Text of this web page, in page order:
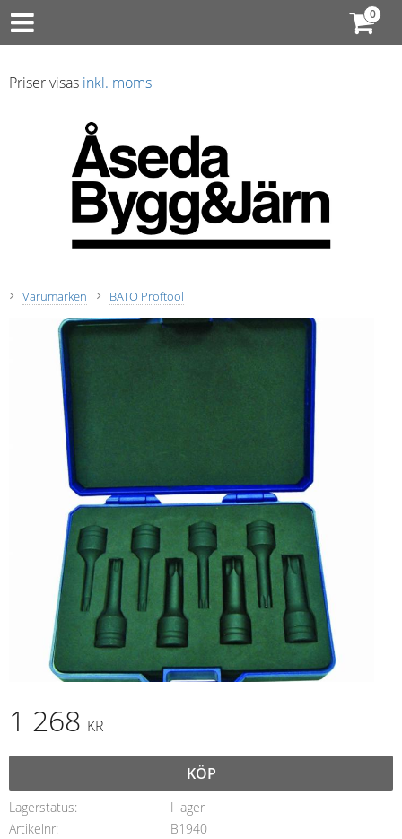
Priser visas inkl. moms
Varumärken BATO Proftool
1 268 KR
KÖP
Lagerstatus
I lager
Artikelnr
B1940